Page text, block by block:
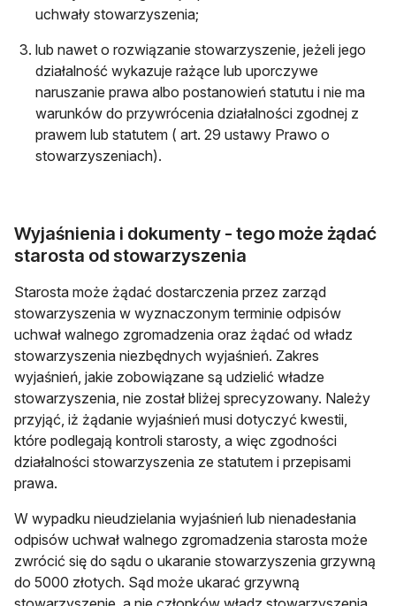
uchwały stowarzyszenia;
lub nawet o rozwiązanie stowarzyszenie, jeżeli jego
działalność wykazuje rażące lub uporczywe
naruszanie prawa albo postanowień statutu i nie ma
warunków do przywrócenia działalności zgodnej z
prawem lub statutem ( art. 29 ustawy Prawo o
stowarzyszeniach).
Wyjaśnienia i dokumenty - tego może żądać
starosta od stowarzyszenia
Starosta może żądać dostarczenia przez zarząd
stowarzyszenia w wyznaczonym terminie odpisów
uchwał walnego zgromadzenia oraz żądać od władz
stowarzyszenia niezbędnych wyjaśnień. Zakres
wyjaśnień, jakie zobowiązane są udzielić władze
stowarzyszenia, nie został bliżej sprecyzowany. Należy
przyjąć, iż żądanie wyjaśnień musi dotyczyć kwestii,
które podlegają kontroli starosty, a więc zgodności
działalności stowarzyszenia ze statutem i przepisami
prawa.
W wypadku nieudzielania wyjaśnień lub nienadesłania
odpisów uchwał walnego zgromadzenia starosta może
zwrócić się do sądu o ukaranie stowarzyszenia grzywną
do 5000 złotych. Sąd może ukarać grzywną